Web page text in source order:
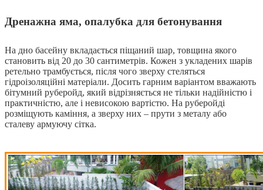
Дренажна яма, опалубка для бетонування
На дно басейну вкладається піщаний шар, товщина якого
становить від 20 до 30 сантиметрів. Кожен з укладених шарів
ретельно трамбується, після чого зверху стеляться
гідроізоляційні матеріали. Досить гарним варіантом вважають
бітумний руберойд, який відрізняється не тільки надійністю і
практичністю, але і невисокою вартістю. На руберойді
розміщують каміння, а зверху них – прути з металу або
сталеву армуючу сітка.